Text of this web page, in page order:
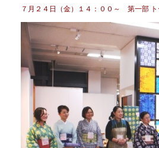
７月２４日（金）１４：００～ 第一部 ト